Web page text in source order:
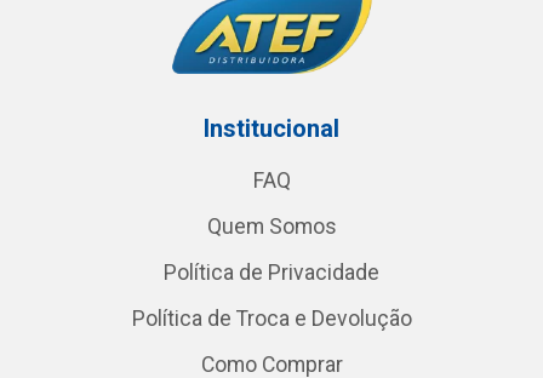
Institucional
FAQ
Quem Somos
Política de Privacidade
Política de Troca e Devolução
Como Comprar